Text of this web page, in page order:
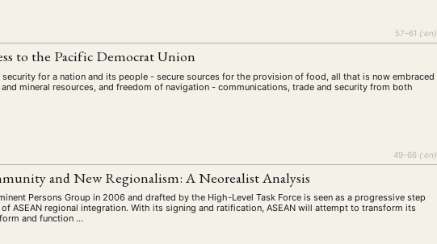
57–61 {:en}
to the Pacific Democrat Union
for a nation and its people - secure sources for the provision of food, all that is now embraced
mineral resources, and freedom of navigation - communications, trade and security from both
49–66 {:en}
and New Regionalism: A Neorealist Analysis
Persons Group in 2006 and drafted by the High-Level Task Force is seen as a progressive step
ASEAN regional integration. With its signing and ratification, ASEAN will attempt to transform its
and function …